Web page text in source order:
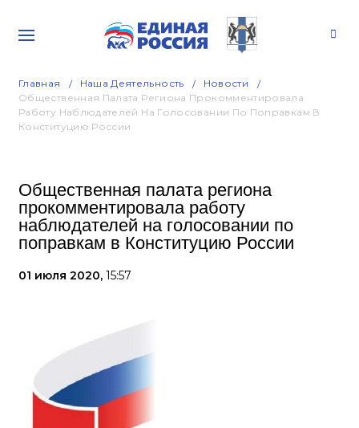
Главная Наша Деятельность
Новости
Общественная Палата Региона Прокомментировала
Работу Наблюдателей На Голосовании По Поправкам В
Конституцию России
Общественная палата региона
прокомментировала работу
наблюдателей на голосовании по
поправкам в Конституцию России
01 июля 2020, 15:57